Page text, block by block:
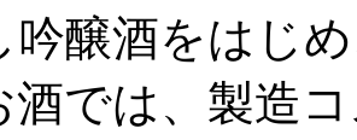
醸酒をはじ
酒では、製造